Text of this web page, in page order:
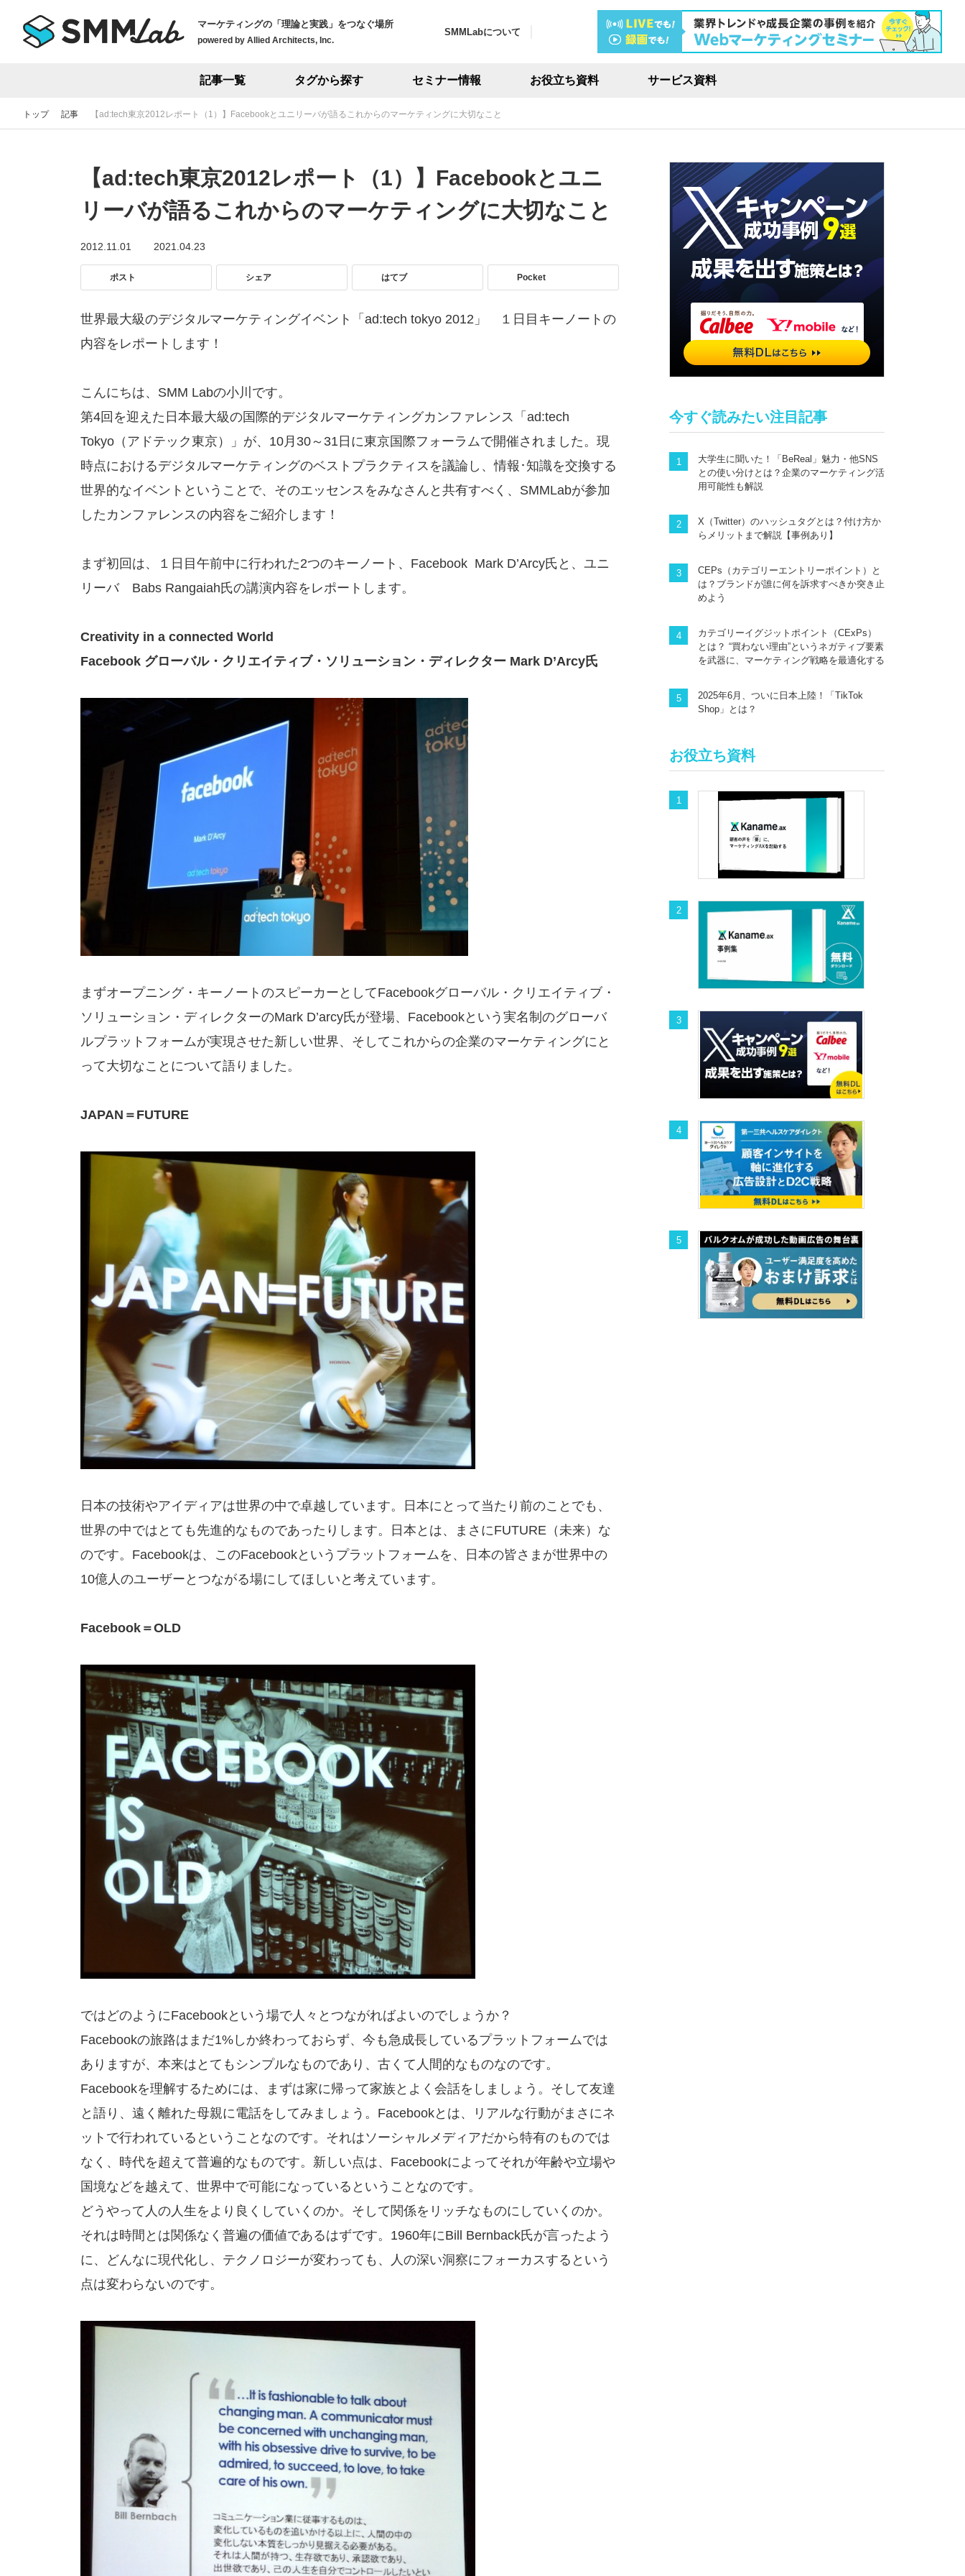
マーケティングの「理論と実践」をつなぐ場所
powered by Allied Architects, Inc.
記事一覧 タグから探す セミナー情報 お役立ち資料 サービス資料
SMMLabについて
トップ 記事 【ad:tech東京2012レポート（1）】Facebookとユニリーバが語るこれからのマーケティングに大切なこと
【ad:tech東京2012レポート（1）】Facebookとユニ
リーバが語るこれからのマーケティングに大切なこと
2012.11.01 2021.04.23
ポスト シェア はてブ Pocket
世界最大級のデジタルマーケティングイベント「ad:tech tokyo 2012」 １日目キーノートの
内容をレポートします！
こんにちは、SMM Labの小川です。
第4回を迎えた日本最大級の国際的デジタルマーケティングカンファレンス「ad:tech
Tokyo（アドテック東京）」が、10月30～31日に東京国際フォーラムで開催されました。現
時点におけるデジタルマーケティングのベストプラクティスを議論し、情報･知識を交換する
世界的なイベントということで、そのエッセンスをみなさんと共有すべく、SMMLabが参加
したカンファレンスの内容をご紹介します！
まず初回は、１日目午前中に行われた2つのキーノート、Facebook Mark D’Arcy氏と、ユニ
リーバ Babs Rangaiah氏の講演内容をレポートします。
Creativity in a connected World
Facebook グローバル・クリエイティブ・ソリューション・ディレクター Mark D’Arcy氏
まずオープニング・キーノートのスピーカーとしてFacebookグローバル・クリエイティブ・
ソリューション・ディレクターのMark D’arcy氏が登場、Facebookという実名制のグローバ
ルプラットフォームが実現させた新しい世界、そしてこれからの企業のマーケティングにと
って大切なことについて語りました。
JAPAN＝FUTURE
日本の技術やアイディアは世界の中で卓越しています。日本にとって当たり前のことでも、
世界の中ではとても先進的なものであったりします。日本とは、まさにFUTURE（未来）な
のです。Facebookは、このFacebookというプラットフォームを、日本の皆さまが世界中の
10億人のユーザーとつながる場にしてほしいと考えています。
Facebook＝OLD
ではどのようにFacebookという場で人々とつながればよいのでしょうか？
Facebookの旅路はまだ1%しか終わっておらず、今も急成長しているプラットフォームでは
ありますが、本来はとてもシンプルなものであり、古くて人間的なものなのです。
Facebookを理解するためには、まずは家に帰って家族とよく会話をしましょう。そして友達
と語り、遠く離れた母親に電話をしてみましょう。Facebookとは、リアルな行動がまさにネ
ットで行われているということなのです。それはソーシャルメディアだから特有のものでは
なく、時代を超えて普遍的なものです。新しい点は、Facebookによってそれが年齢や立場や
国境などを越えて、世界中で可能になっているということなのです。
どうやって人の人生をより良くしていくのか。そして関係をリッチなものにしていくのか。
それは時間とは関係なく普遍の価値であるはずです。1960年にBill Bernback氏が言ったよう
に、どんなに現代化し、テクノロジーが変わっても、人の深い洞察にフォーカスするという
点は変わらないのです。
今すぐ読みたい注目記事
大学生に聞いた！「BeReal」魅力・他SNS
との使い分けとは？企業のマーケティング活
用可能性も解説
X（Twitter）のハッシュタグとは？付け方か
らメリットまで解説【事例あり】
CEPs（カテゴリーエントリーポイント）と
は？ブランドが誰に何を訴求すべきか突き止
めよう
カテゴリーイグジットポイント（CExPs）
とは？ “買わない理由”というネガティブ要素
を武器に、マーケティング戦略を最適化する
2025年6月、ついに日本上陸！「TikTok
Shop」とは？
お役立ち資料